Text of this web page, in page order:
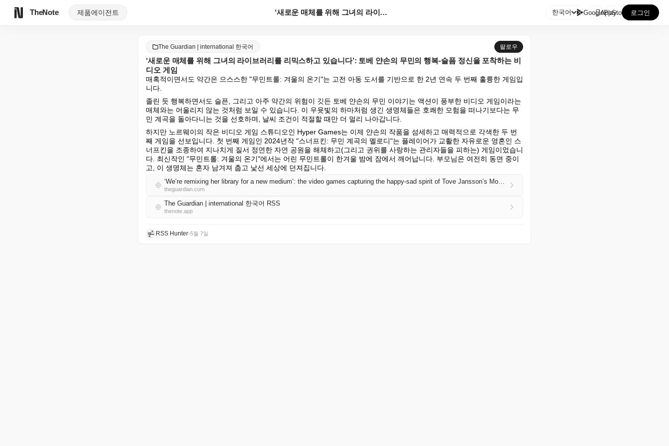
TheNote 제품에이전트 ‘새로운 매체를 위해 그녀의 라이브러리를 리믹스하고 있... 한국어 GooglePlay
AppStore 로그인
The Guardian | international 한국어 팔로우
‘새로운 매체를 위해 그녀의 라이브러리를 리믹스하고 있습니다’: 토베 얀손의 무민의 행복-슬픔 정신을 포착하는 비
디오 게임
매혹적이면서도 약간은 으스스한 "무민트롤: 겨울의 온기"는 고전 아동 도서를 기반으로 한 2년 연속 두 번째 훌륭한 게임입
니다.
졸린 듯 행복하면서도 슬픈, 그리고 아주 약간의 위험이 깃든 토베 얀손의 무민 이야기는 액션이 풍부한 비디오 게임이라는
매체와는 어울리지 않는 것처럼 보일 수 있습니다. 이 우윳빛의 하마처럼 생긴 생명체들은 호쾌한 모험을 떠나기보다는 무
민 계곡을 돌아다니는 것을 선호하며, 날씨 조건이 적절할 때만 더 멀리 나아갑니다.
하지만 노르웨이의 작은 비디오 게임 스튜디오인 Hyper Games는 이제 얀손의 작품을 섬세하고 매력적으로 각색한 두 번
째 게임을 선보입니다. 첫 번째 게임인 2024년작 "스너프킨: 무민 계곡의 멜로디"는 플레이어가 교활한 자유로운 영혼인 스
너프킨을 조종하여 지나치게 질서 정연한 자연 공원을 해체하고(그리고 권위를 사랑하는 관리자들을 피하는) 게임이었습니
다. 최신작인 "무민트롤: 겨울의 온기"에서는 어린 무민트롤이 한겨울 밤에 잠에서 깨어납니다. 부모님은 여전히 동면 중이
고, 이 생명체는 혼자 남겨져 춥고 낯선 세상에 던져집니다.
‘We’re remixing her library for a new medium’: the video games capturing the happy-sad spirit of Tove Jansson’s Moomins
theguardian.com
The Guardian | international 한국어 RSS
thenote.app
RSS Hunter•5월 7일